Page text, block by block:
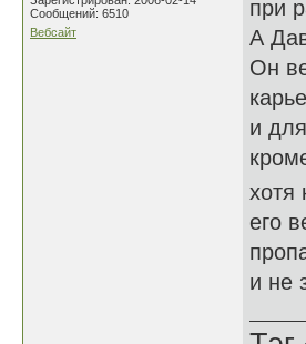
Сообщений: 6510
Вебсайт
при
А
Он
и
хотя
его
и не